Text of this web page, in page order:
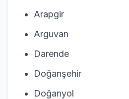
Arapgir
Arguvan
Darende
Doğanşehir
Doğanyol